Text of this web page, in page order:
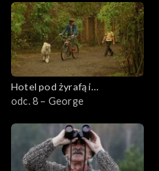
Hotel pod żyrafą i
nosorożcem
odc. 8 – George